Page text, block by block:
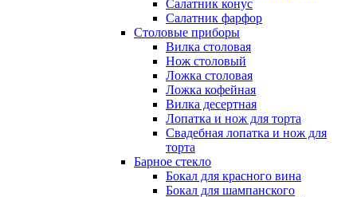
Салатник конус
Салатник фарфор
Столовые приборы
Вилка столовая
Нож столовый
Ложка столовая
Ложка кофейная
Вилка десертная
Лопатка и нож для торта
Свадебная лопатка и нож для
торта
Барное стекло
Бокал для красного вина
Бокал для шампанского